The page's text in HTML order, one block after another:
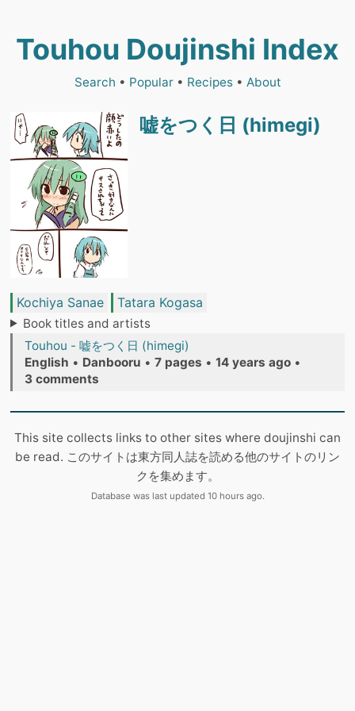
Touhou Doujinshi Index
Search • Popular• Recipes• About
嘘をつく日 (himegi)
Kochiya Sanae Tatara Kogasa
Book titles and artists
Touhou - 嘘をつく日 (himegi)
English • Danbooru • 7 pages • 14 years ago •
3 comments
This site collects links to other sites where doujinshi can
be read. このサイトは東方同人誌を読める他のサイトのリン
クを集めます。
Database was last updated 10 hours ago.